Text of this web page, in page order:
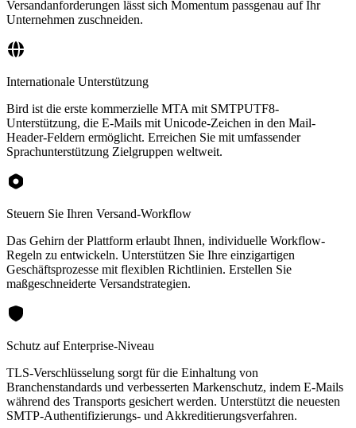
Versandanforderungen lässt sich Momentum passgenau auf Ihr
Unternehmen zuschneiden.
Internationale Unterstützung
Bird ist die erste kommerzielle MTA mit SMTPUTF8-
Unterstützung, die E-Mails mit Unicode-Zeichen in den Mail-
Header-Feldern ermöglicht. Erreichen Sie mit umfassender
Sprachunterstützung Zielgruppen weltweit.
Steuern Sie Ihren Versand-Workflow
Das Gehirn der Plattform erlaubt Ihnen, individuelle Workflow-
Regeln zu entwickeln. Unterstützen Sie Ihre einzigartigen
Geschäftsprozesse mit flexiblen Richtlinien. Erstellen Sie
maßgeschneiderte Versandstrategien.
Schutz auf Enterprise-Niveau
TLS-Verschlüsselung sorgt für die Einhaltung von
Branchenstandards und verbesserten Markenschutz, indem E-Mails
während des Transports gesichert werden. Unterstützt die neuesten
SMTP-Authentifizierungs- und Akkreditierungsverfahren.